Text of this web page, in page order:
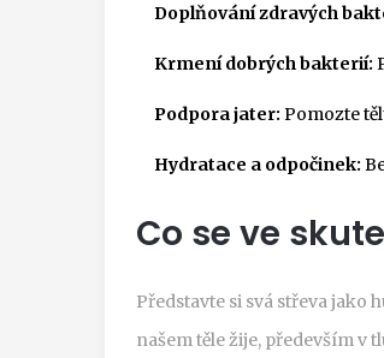
Doplňování zdravých
Krmení dobrých bakterií:
Podpora jater: Pomozte
Hydratace a odpočinek:
Co se ve
Představte si svá střeva jako
našem těle žije, především v